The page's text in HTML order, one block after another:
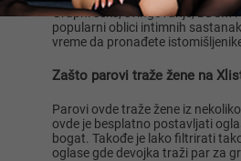
Grupni seks, svingovanje, BDSM i
popularni oblici intimnih
vreme da pronađete
Zašto parovi traže žene na
Parovi ovde traže žene iz
ovde je besplatno postavljati
bogat. Takođe je lako filtrirati
oglase gde devojka traži par za